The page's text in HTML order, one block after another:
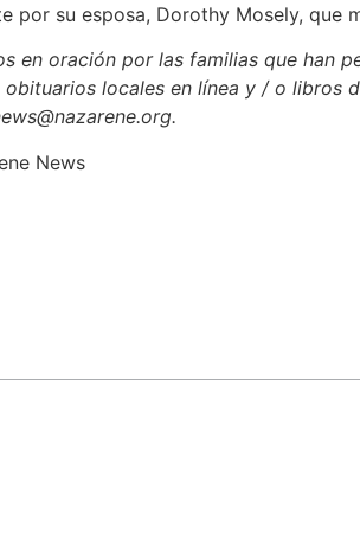
por su esposa, Dorothy Mosely, que
en oración por las familias que han
locales en línea y / o libros
News